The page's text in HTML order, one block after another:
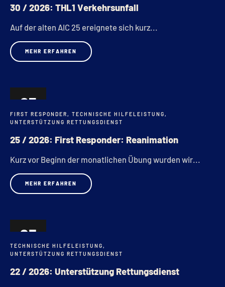
30 / 2026: THL1 Verkehrsunfall
Auf der alten AIC 25 ereignete sich kurz...
MEHR ERFAHREN
05
MAI
FIRST RESPONDER, TECHNISCHE HILFELEISTUNG,
UNTERSTÜTZUNG RETTUNGSDIENST
25 / 2026: First Responder: Reanimation
Kurz vor Beginn der monatlichen Übung wurden wir...
MEHR ERFAHREN
23
APR.
TECHNISCHE HILFELEISTUNG,
UNTERSTÜTZUNG RETTUNGSDIENST
22 / 2026: Unterstützung Rettungsdienst